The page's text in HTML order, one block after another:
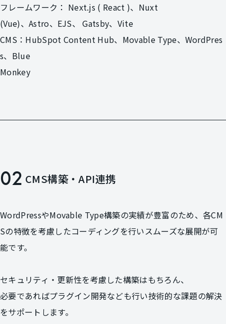
フレームワーク： Next.js ( React )、Nuxt
(Vue)、Astro、EJS、 Gatsby、Vite
CMS：HubSpot Content Hub、Movable Type、WordPres
s、Blue
Monkey
02 CMS構築・API連携
WordPressやMovable Type構築の実績が豊富のため、 各CM
Sの特徴を考慮したコーディングを行いスムーズな展開が可
能です。
セキュリティ・更新性を考慮した構築はもちろん、
必要であればプラグイン開発なども行い技術的な課題の解決
をサポートします。